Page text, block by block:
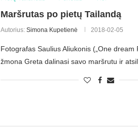
Maršrutas po pietų Tailandą
Autorius: Simona Kupetienė 2018-02-05
Fotografas Saulius Aliukonis („One dream
žmona Greta dalinasi savo maršrutu ir